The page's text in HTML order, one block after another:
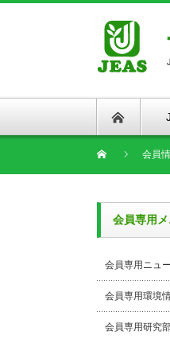
会員
会員専用
会員専用ニュ
会員専用環境
会員専用研究